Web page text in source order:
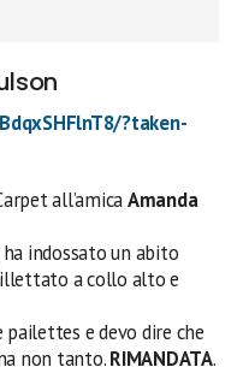
?taken-
all’amicaAmanda
indossato un abito
a collo alto e
e devo dire che
non tanto.RIMANDATA.